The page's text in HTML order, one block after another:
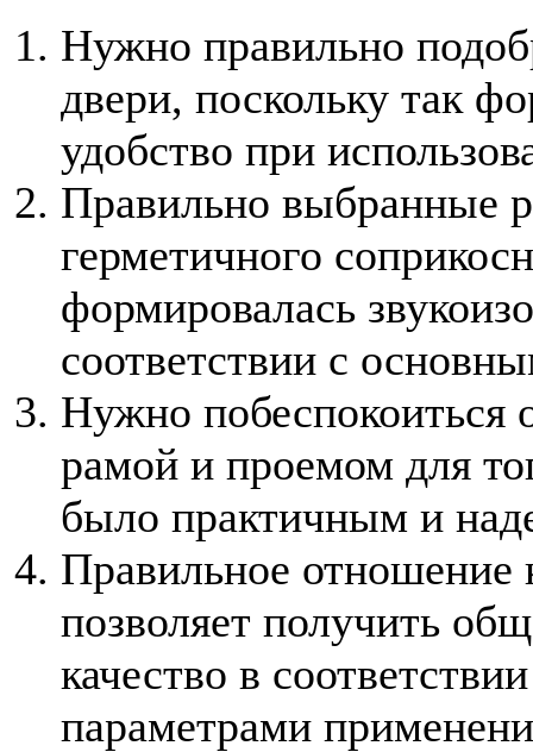
Нужно правильно
двери, поскольку так
удобство при
Правильно выбранные
герметичного
формировалась
соответствии с
Нужно побеспокоиться
рамой и проемом для
было практичным и
Правильное отношение
позволяет получить
качество в
параметрами